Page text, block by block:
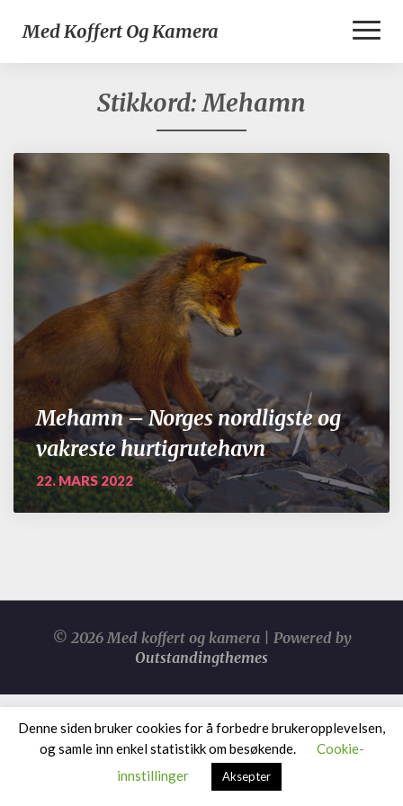
Med Koffert Og Kamera
Stikkord:Mehamn
Mehamn – Norges nordligste og
vakreste hurtigrutehavn
22. MARS 2022
© 2026 Med koffert og kamera | Powered by
Outstandingthemes
Denne siden bruker cookies for å forbedre brukeropplevelsen,
og samle inn enkel statistikk om besøkende.
Cookie-
innstillinger
Aksepter